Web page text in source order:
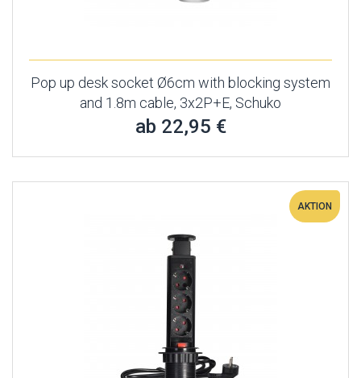
Pop up desk socket Ø6cm with blocking system
and 1.8m cable, 3x2P+E, Schuko
ab 22,95 €
AKTION